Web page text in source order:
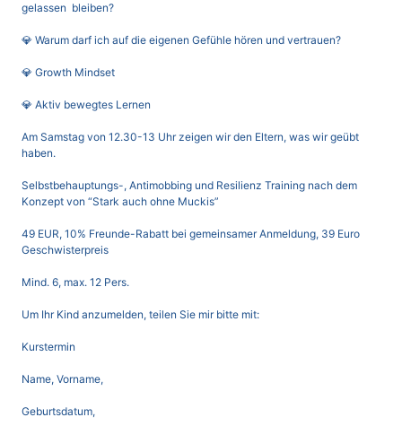
gelassen bleiben?
💎 Warum darf ich auf die eigenen Gefühle hören und vertrauen?
💎 Growth Mindset
💎 Aktiv bewegtes Lernen
Am Samstag von 12.30-13 Uhrzeigen wir den Eltern, was wir geübt
haben.
Selbstbehauptungs-, Antimobbing und Resilienz Training nach dem
Konzept von “Stark auch ohne Muckis”
49 EUR, 10% Freunde-Rabatt bei gemeinsamer Anmeldung, 39 Euro
Geschwisterpreis
Mind. 6, max. 12 Pers.
Um Ihr Kind anzumelden, teilen Sie mir bitte mit:
Kurstermin
Name, Vorname,
Geburtsdatum,